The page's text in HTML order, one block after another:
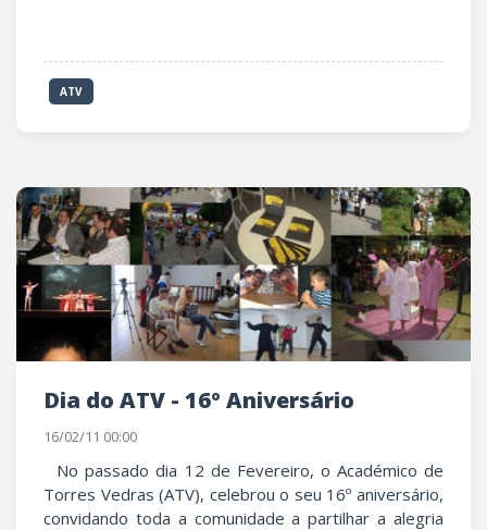
ATV
Dia do ATV - 16º Aniversário
16/02/11 00:00
No passado dia 12 de Fevereiro, o Académico de
Torres Vedras (ATV), celebrou o seu 16º aniversário,
convidando toda a comunidade a partilhar a alegria